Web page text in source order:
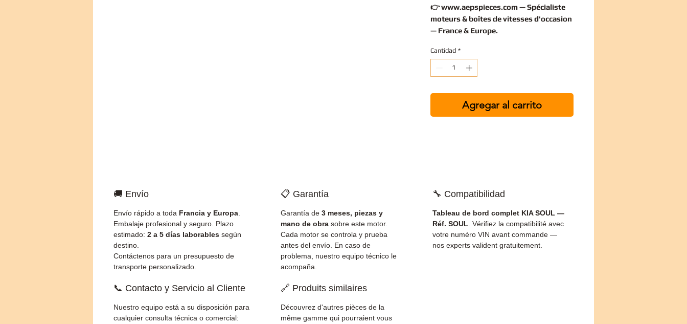
👉www.aepspieces.com— Spécialiste
moteurs & boîtes de vitesses d'occasion
— France & Europe.
Cantidad *
Agregar al carrito
🚚 Envío
Envío rápido a toda Francia y Europa
Embalaje profesional y seguro. Plazo
estimado: 2 a 5 días laborables según
destino.
Contáctenos para un presupuesto de
transporte personalizado.
📋 Garantía
Garantía de 3 meses, piezas y
mano de obra sobre este motor.
Cada motor se controla y prueba
antes del envío. En caso de
problema, nuestro equipo técnico le
acompaña.
🔧 Compatibilidad
Tableau de bord complet KIA SOUL —
Réf. SOUL . Vérifiez la compatibilité avec
votre numéro VIN avant commande —
nos experts valident gratuitement.
📞 Contacto y Servicio al Cliente
Nuestro equipo está a su disposición para
cualquier consulta técnica o comercial:
🔗 Produits similaires
Découvrez d'autres pièces de la
même gamme qui pourraient vous